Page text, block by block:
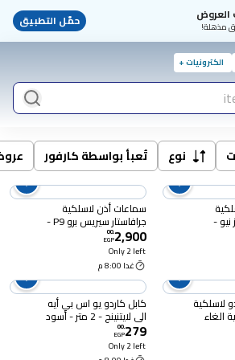
مذهلة! حمّل التطبيق
الكترونيات +
نوع تُعبأ بواسطة كارفور
نيو -
سماعات أذن لاسلكية
جرافاستار سيريس برو P9 -
رمادى
2,900
.
00
EGP
Only 2 left
غدا 8:00 م
لاسلكية
الغاء
كابل كاردو يو اس بي أيه
الى لايتنينج - 2 متر - أسود
279
.
00
EGP
Only 2 left